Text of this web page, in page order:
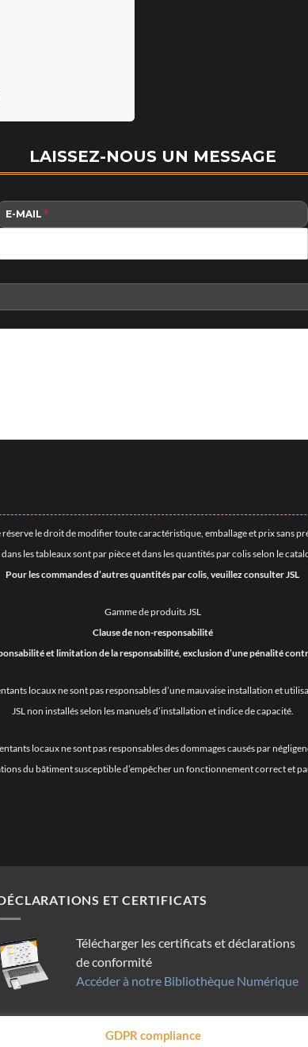
LAISSEZ-NOUS UN MESSAGE
E-MAIL *
réserve le droit de modifier toute caractéristique, emballage et prix sans
les tableaux sont par pièce et dans les quantités par colis selon le
Pour les commandes d’autres quantités par colis, veuillez consulter JSL
Gamme de produits JSL
Clause de non-responsabilité
et limitation de la responsabilité, exclusion d’une pénalité
locaux ne sont pas responsables d’une mauvaise installation et
JSL non installés selon les manuels d’installation et indice de capacité.
locaux ne sont pas responsables des dommages causés par
du bâtiment susceptible d’empêcher un fonctionnement correct et
ET CERTIFICATS
Télécharger les certificats et déclarations
de conformité
Accéder à notre Bibliothèque Numérique
GDPR compliance